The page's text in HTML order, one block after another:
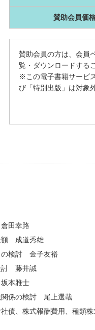
賛助会員価
賛助会員の方は、会員
覧・ダウンロードする
※この電子書籍サービ
び「特別出版」は対象
田幸路
額 成道秀雄
の検討 金子友裕
討 藤井誠
本雅士
係の検討 尾上選哉
債、株式報酬費用、種類